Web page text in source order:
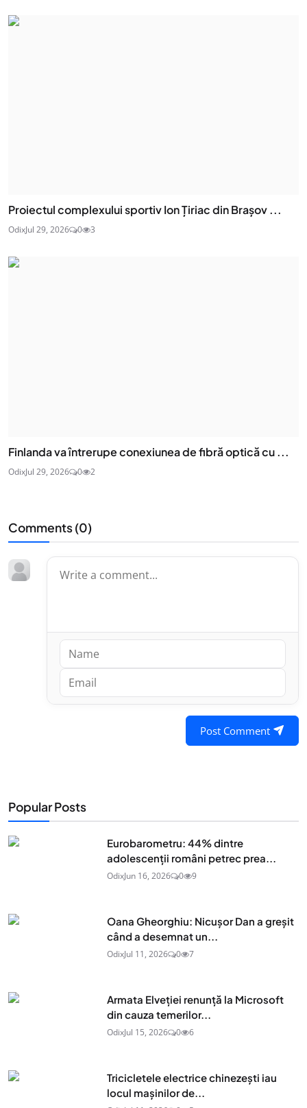
Proiectul complexului sportiv Ion Țiriac din Brașov ...
OdixJul 29, 2026 0 3
Finlanda va întrerupe conexiunea de fibră optică cu ...
OdixJul 29, 2026 0 2
Comments (0)
Post Comment
Popular Posts
Eurobarometru: 44% dintre
adolescenţii români petrec prea...
OdixJun 16, 2026 0 9
Oana Gheorghiu: Nicușor Dan a greșit
când a desemnat un...
OdixJul 11, 2026 0 7
Armata Elveției renunță la Microsoft
din cauza temerilor...
OdixJul 15, 2026 0 6
Tricicletele electrice chinezești iau
locul mașinilor de...